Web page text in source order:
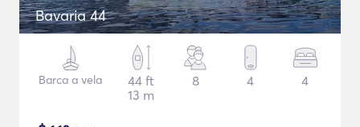
Bavaria 44
Barca a vela
44 ft
13 m
8 4 4